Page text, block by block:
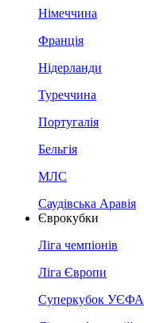
Німеччина
Франція
Нідерланди
Туреччина
Португалія
Бельгія
МЛС
Саудівська Аравія
Єврокубки
Ліга чемпіонів
Ліга Європи
Суперкубок УЄФА